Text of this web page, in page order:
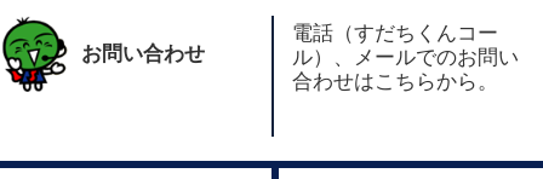
お問い合わせ
電話（すだちくんコー
ル）、メールでのお問い
合わせはこちらから。